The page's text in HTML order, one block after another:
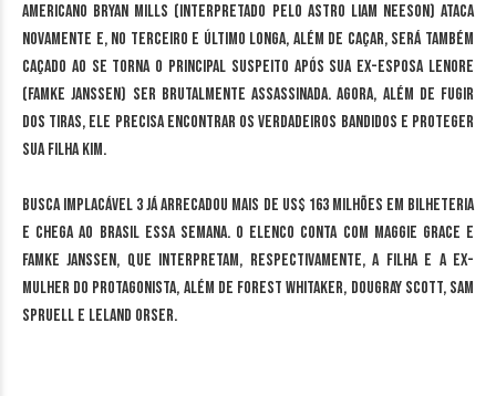
americano Bryan Mills (interpretado pelo astro Liam Neeson) ataca
novamente e, no terceiro e último longa, além de caçar, será também
caçado ao se torna o principal suspeito após sua ex-esposa Lenore
(Famke Janssen) ser brutalmente assassinada. Agora, além de fugir
dos tiras, ele precisa encontrar os verdadeiros bandidos e proteger
sua filha Kim.
Busca Implacável 3 já arrecadou mais de US$ 163 milhões em bilheteria
e chega ao Brasil essa semana. O elenco conta com Maggie Grace e
Famke Janssen, que interpretam, respectivamente, a filha e a ex-
mulher do protagonista, além de Forest Whitaker, Dougray Scott, Sam
Spruell e Leland Orser.